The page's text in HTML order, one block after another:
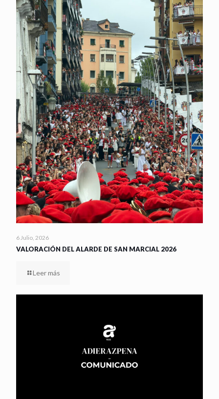
6 Julio, 2026
VALORACIÓN DEL ALARDE DE SAN MARCIAL 2026
Leer más